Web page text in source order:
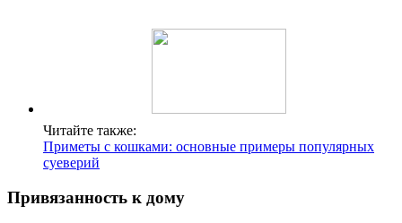
Читайте также:
Приметы с кошками: основные примеры популярных
суеверий
Привязанность к дому